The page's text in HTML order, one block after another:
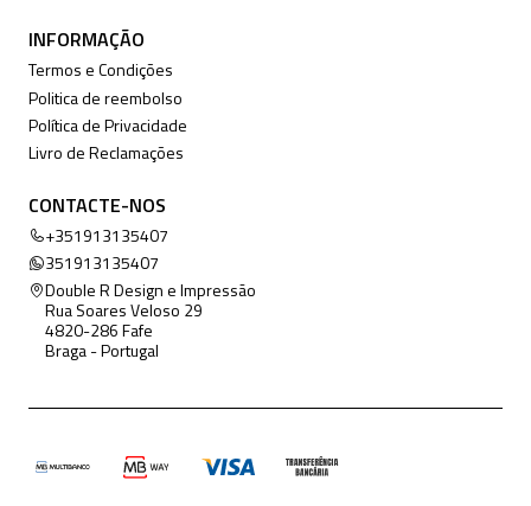
INFORMAÇÃO
Termos e Condições
Politica de reembolso
Política de Privacidade
Livro de Reclamações
CONTACTE-NOS
+351913135407
351913135407
Double R Design e Impressão
Rua Soares Veloso 29
4820-286 Fafe
Braga - Portugal